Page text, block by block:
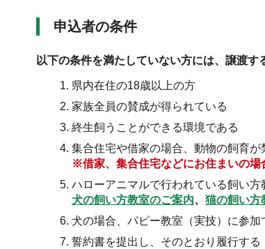
申込者の条件
以下の条件を満たしていない方には、譲渡す
県内在住の18歳以上の方
家族全員の賛成が得られている
終生飼うことができる環境である
集合住宅や借家の場合、動物の飼育が
※借家、集合住宅などにお住まいの
ハローアニマルで行われている飼い
犬の飼い方教室のご案内、猫の飼い方
犬の場合、パピー教室（実技）に参加
誓約書を提出し、そのとおり履行する